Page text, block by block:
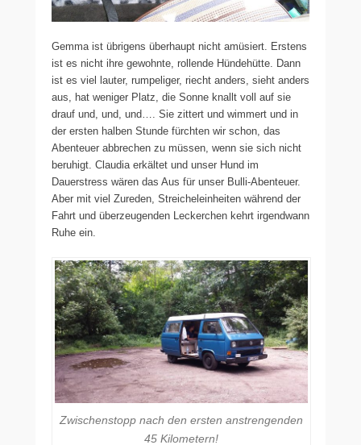
Gemma ist übrigens überhaupt nicht amüsiert. Erstens
ist es nicht ihre gewohnte, rollende Hündehütte. Dann
ist es viel lauter, rumpeliger, riecht anders, sieht anders
aus, hat weniger Platz, die Sonne knallt voll auf sie
drauf und, und, und…. Sie zittert und wimmert und in
der ersten halben Stunde fürchten wir schon, das
Abenteuer abbrechen zu müssen, wenn sie sich nicht
beruhigt. Claudia erkältet und unser Hund im
Dauerstress wären das Aus für unser Bulli-Abenteuer.
Aber mit viel Zureden, Streicheleinheiten während der
Fahrt und überzeugenden Leckerchen kehrt irgendwann
Ruhe ein.
Zwischenstopp nach den ersten anstrengenden
45 Kilometern!